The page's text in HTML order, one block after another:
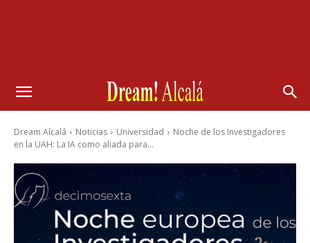
Dream Alcalá Noticias Universidad
Noche de los Investigadores
en la UAH: La IA como aliada para...